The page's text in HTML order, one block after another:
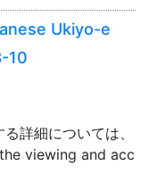
Ukiyo-e
10
詳細については、「
viewing and